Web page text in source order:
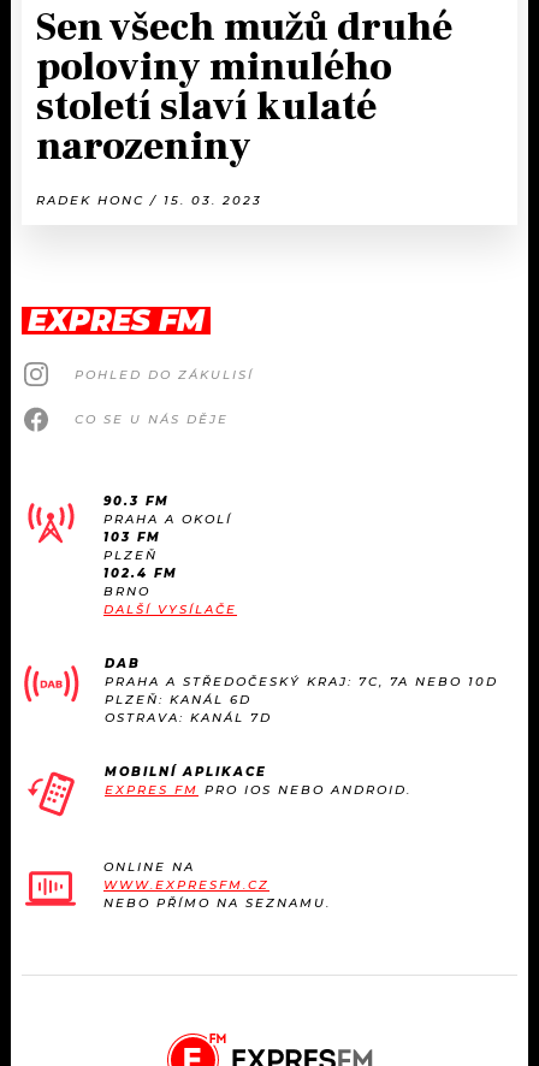
Sen všech mužů druhé
poloviny minulého
století slaví kulaté
narozeniny
RADEK HONC / 15. 03. 2023
EXPRES FM
POHLED DO ZÁKULISÍ
CO SE U NÁS DĚJE
90.3 FM
PRAHA A OKOLÍ
103 FM
PLZEŇ
102.4 FM
BRNO
DALŠÍ VYSÍLAČE
DAB
PRAHA A STŘEDOČESKÝ KRAJ: 7C, 7A NEBO 10D
PLZEŇ: KANÁL 6D
OSTRAVA: KANÁL 7D
MOBILNÍ APLIKACE
EXPRES FM PRO IOS NEBO ANDROID.
ONLINE NA
WWW.EXPRESFM.CZ
NEBO PŘÍMO NA SEZNAMU.